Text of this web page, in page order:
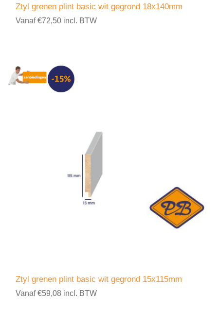
Ztyl grenen plint basic wit gegrond 18x140mm
Vanaf €72,50 incl. BTW
Ztyl grenen plint basic wit gegrond 15x115mm
Vanaf €59,08 incl. BTW